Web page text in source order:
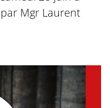
Mgr Laurent